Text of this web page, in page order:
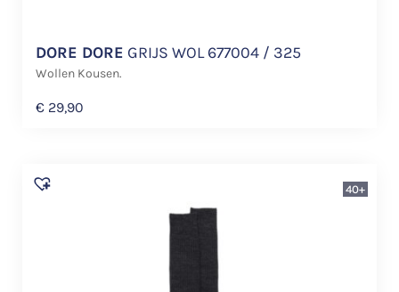
DORE DORE GRIJS WOL 677004 / 325
Wollen Kousen.
€ 29,90
40+